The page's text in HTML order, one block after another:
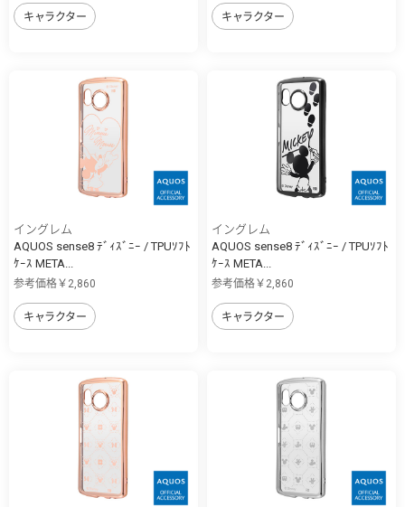
キャラクター キャラクター
イングレム
AQUOS sense8 ﾃﾞｨｽﾞﾆｰ / TPUｿﾌﾄ
ｹｰｽ META...
参考価格￥2,860
キャラクター
イングレム
AQUOS sense8 ﾃﾞｨｽﾞﾆｰ / TPUｿﾌﾄ
ｹｰｽ META...
参考価格￥2,860
キャラクター